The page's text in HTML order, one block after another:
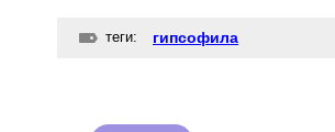
теги: гипсофила